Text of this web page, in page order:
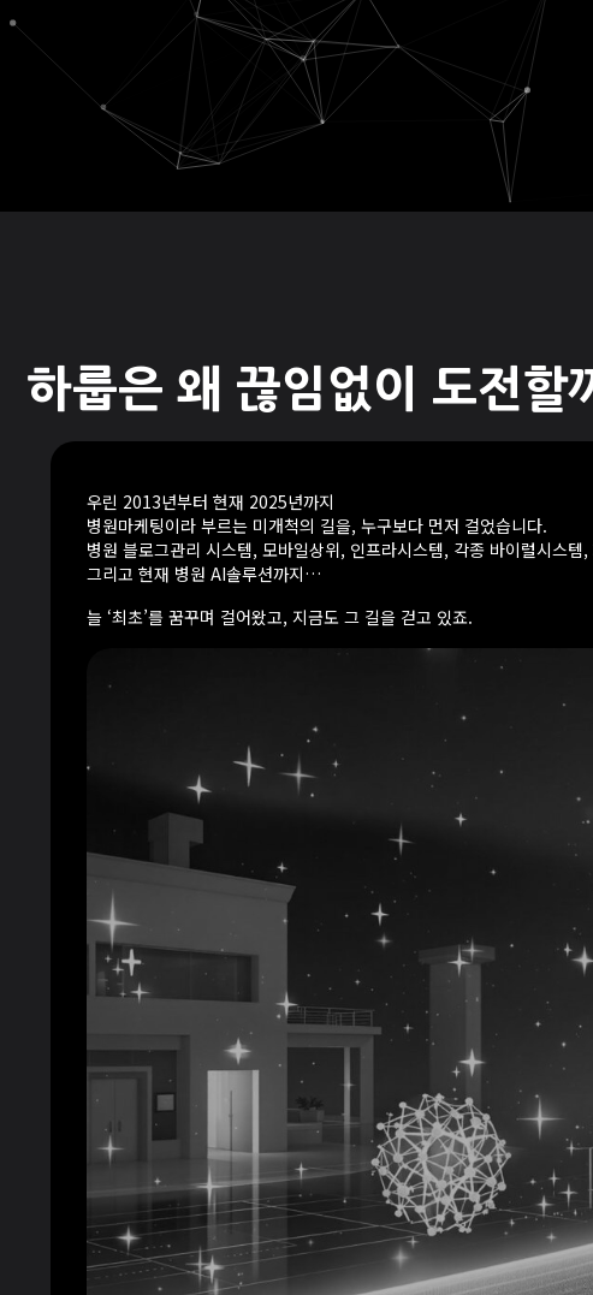
하룹은 왜 끊임없이 도전할
우린 2013년부터 현재 2025년까지
병원마케팅이라 부르는 미개척의 길을, 누구보다 먼저 걸었습니다.
병원 블로그관리 시스템, 모바일상위, 인프라시스템, 각종 바이럴시스템
그리고 현재 병원 AI솔루션까지…
늘 ‘최초’를 꿈꾸며 걸어왔고, 지금도 그 길을 걷고 있죠.